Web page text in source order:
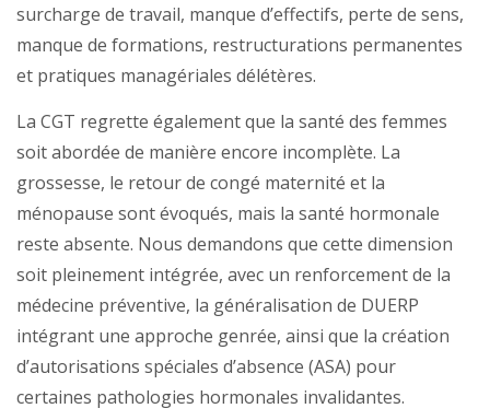
surcharge de travail, manque d’effectifs, perte de sens,
manque de formations, restructurations permanentes
et pratiques managériales délétères.
La CGT regrette également que la santé des femmes
soit abordée de manière encore incomplète. La
grossesse, le retour de congé maternité et la
ménopause sont évoqués, mais la santé hormonale
reste absente. Nous demandons que cette dimension
soit pleinement intégrée, avec un renforcement de la
médecine préventive, la généralisation de DUERP
intégrant une approche genrée, ainsi que la création
d’autorisations spéciales d’absence (ASA) pour
certaines pathologies hormonales invalidantes.